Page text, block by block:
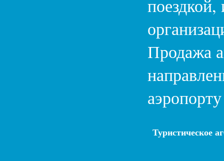
Продажа
Туристическое